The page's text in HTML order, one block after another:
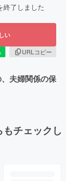
終了しました
い
URLコピー
夫婦関係の保
チェックし